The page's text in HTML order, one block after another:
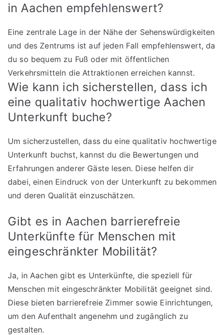
in Aachen empfehlenswert?
Eine zentrale Lage in der Nähe der Sehenswürdigkeiten
und des Zentrums ist auf jeden Fall empfehlenswert, da
du so bequem zu Fuß oder mit öffentlichen
Verkehrsmitteln die Attraktionen erreichen kannst.
Wie kann ich sicherstellen, dass ich
eine qualitativ hochwertige Aachen
Unterkunft buche?
Um sicherzustellen, dass du eine qualitativ hochwertige
Unterkunft buchst, kannst du die Bewertungen und
Erfahrungen anderer Gäste lesen. Diese helfen dir
dabei, einen Eindruck von der Unterkunft zu bekommen
und deren Qualität einzuschätzen.
Gibt es in Aachen barrierefreie
Unterkünfte für Menschen mit
eingeschränkter Mobilität?
Ja, in Aachen gibt es Unterkünfte, die speziell für
Menschen mit eingeschränkter Mobilität geeignet sind.
Diese bieten barrierefreie Zimmer sowie Einrichtungen,
um den Aufenthalt angenehm und zugänglich zu
gestalten.